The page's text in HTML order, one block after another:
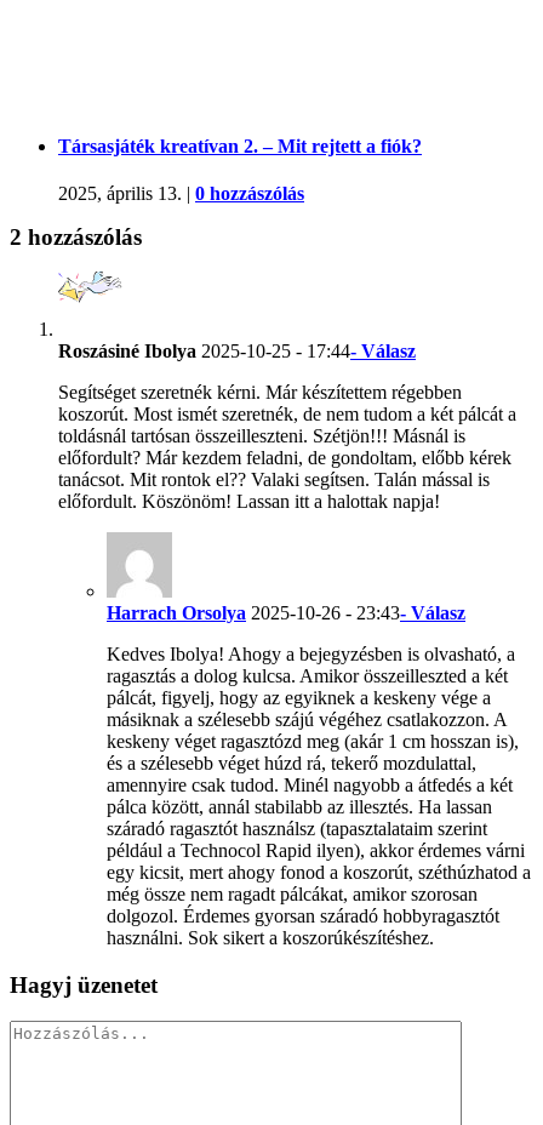
Társasjáték kreatívan 2. – Mit rejtett a fiók?
2025, április 13. | 0 hozzászólás
2 hozzászólás
Roszásiné Ibolya 2025-10-25 - 17:44- Válasz
Segítséget szeretnék kérni. Már készítettem régebben
koszorút. Most ismét szeretnék, de nem tudom a két pálcát a
toldásnál tartósan összeilleszteni. Szétjön!!! Másnál is
előfordult? Már kezdem feladni, de gondoltam, előbb kérek
tanácsot. Mit rontok el?? Valaki segítsen. Talán mással is
előfordult. Köszönöm! Lassan itt a halottak napja!
Harrach Orsolya 2025-10-26 - 23:43- Válasz
Kedves Ibolya! Ahogy a bejegyzésben is olvasható, a
ragasztás a dolog kulcsa. Amikor összeilleszted a két
pálcát, figyelj, hogy az egyiknek a keskeny vége a
másiknak a szélesebb szájú végéhez csatlakozzon. A
keskeny véget ragasztózd meg (akár 1 cm hosszan is),
és a szélesebb véget húzd rá, tekerő mozdulattal,
amennyire csak tudod. Minél nagyobb a átfedés a két
pálca között, annál stabilabb az illesztés. Ha lassan
száradó ragasztót használsz (tapasztalataim szerint
például a Technocol Rapid ilyen), akkor érdemes várni
egy kicsit, mert ahogy fonod a koszorút, széthúzhatod a
még össze nem ragadt pálcákat, amikor szorosan
dolgozol. Érdemes gyorsan száradó hobbyragasztót
használni. Sok sikert a koszorúkészítéshez.
Hagyj üzenetet
Hozzászólás